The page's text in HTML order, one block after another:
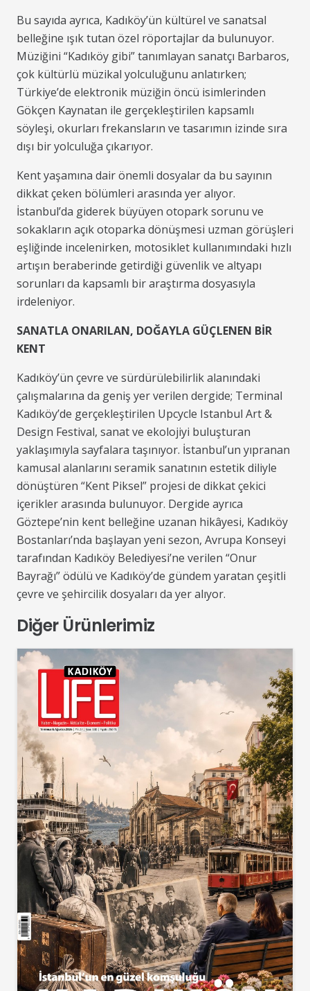
Bu sayıda ayrıca, Kadıköy’ün kültürel ve sanatsal
belleğine ışık tutan özel röportajlar da bulunuyor.
Müziğini “Kadıköy gibi” tanımlayan sanatçı Barbaros,
çok kültürlü müzikal yolculuğunu anlatırken;
Türkiye’de elektronik müziğin öncü isimlerinden
Gökçen Kaynatan ile gerçekleştirilen kapsamlı
söyleşi, okurları frekansların ve tasarımın izinde sıra
dışı bir yolculuğa çıkarıyor.
Kent yaşamına dair önemli dosyalar da bu sayının
dikkat çeken bölümleri arasında yer alıyor.
İstanbul’da giderek büyüyen otopark sorunu ve
sokakların açık otoparka dönüşmesi uzman görüşleri
eşliğinde incelenirken, motosiklet kullanımındaki hızlı
artışın beraberinde getirdiği güvenlik ve altyapı
sorunları da kapsamlı bir araştırma dosyasıyla
irdeleniyor.
SANATLA ONARILAN, DOĞAYLA GÜÇLENEN BİR
KENT
Kadıköy’ün çevre ve sürdürülebilirlik alanındaki
çalışmalarına da geniş yer verilen dergide; Terminal
Kadıköy’de gerçekleştirilen Upcycle Istanbul Art &
Design Festival, sanat ve ekolojiyi buluşturan
yaklaşımıyla sayfalara taşınıyor. İstanbul’un yıpranan
kamusal alanlarını seramik sanatının estetik diliyle
dönüştüren “Kent Piksel” projesi de dikkat çekici
içerikler arasında bulunuyor. Dergide ayrıca
Göztepe’nin kent belleğine uzanan hikâyesi, Kadıköy
Bostanları’nda başlayan yeni sezon, Avrupa Konseyi
tarafından Kadıköy Belediyesi’ne verilen “Onur
Bayrağı” ödülü ve Kadıköy’de gündem yaratan çeşitli
çevre ve şehircilik dosyaları da yer alıyor.
Diğer Ürünlerimiz